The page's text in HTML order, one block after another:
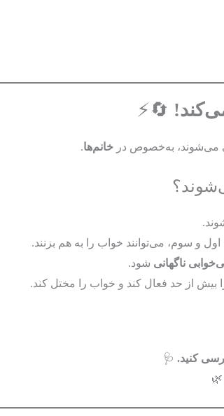
🔄⚡
می‌شوند، به‌خصوص در خانم‌ها.
و سوم، می‌توانند خواب را به هم بزنند.
ناگهانی شود.
را بیش از حد فعال کند و خواب را مختل کند.
کنید.🩺